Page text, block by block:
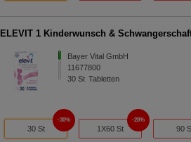
ELEVIT 1 Kinderwunsch &
Bayer Vital GmbH
11677800
30St Tabletten
30 St
30%
1X60 St
28%
90